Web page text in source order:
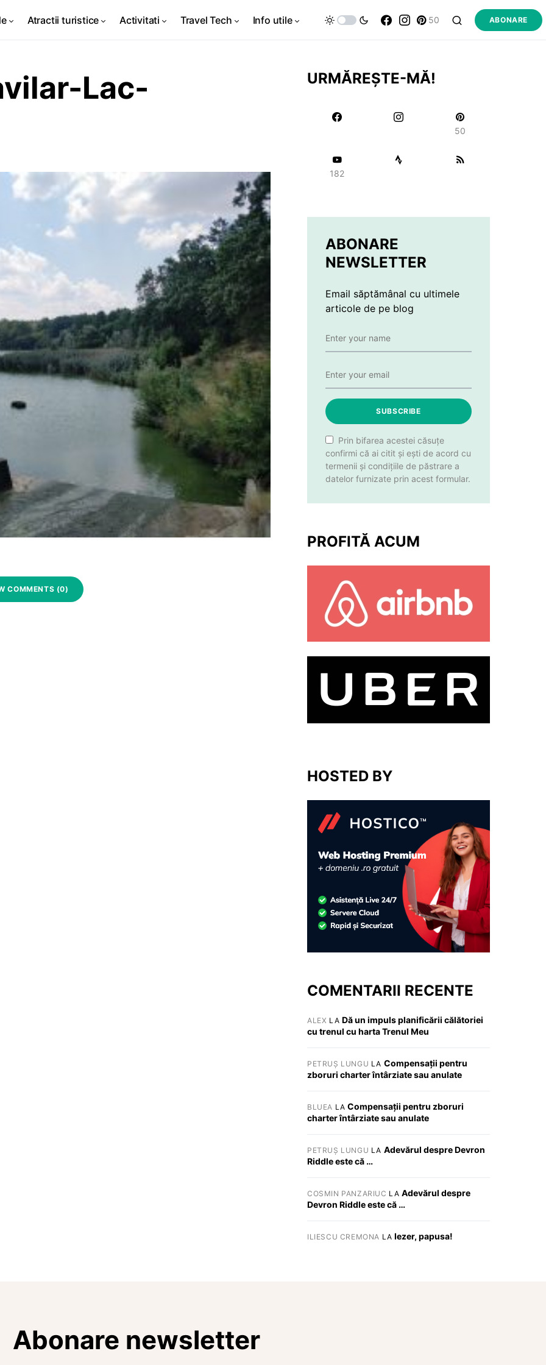
Atractii turistice Activitati Travel Tech Info utile 50 ABONARE
Lac-
COMMENTS (0)
URMĂREȘTE-MĂ!
50
182
ABONARE
NEWSLETTER
Email săptămânal cu ultimele
articole de pe blog
SUBSCRIBE
Prin bifarea acestei căsuțe
confirmi că ai citit și ești de acord cu
termenii și condițiile de păstrare a
datelor furnizate prin acest formular.
PROFITĂ ACUM
HOSTED BY
COMENTARII RECENTE
ALEX LA Dă un impuls planificării călătoriei
cu trenul cu harta Trenul Meu
PETRUȘ LUNGU LA Compensații pentru
zboruri charter întârziate sau anulate
BLUEA LACompensații pentru zboruri
charter întârziate sau anulate
PETRUȘ LUNGU LA Adevărul despre Devron
Riddle este că …
COSMIN PANZARIUC LA Adevărul despre
Devron Riddle este că …
ILIESCU CREMONA LA Iezer, papusa!
Abonare newsletter